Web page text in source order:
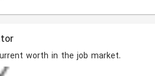
worth in the job market.